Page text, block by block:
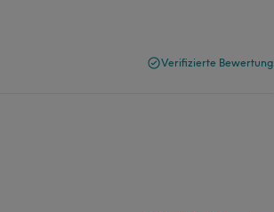
Verifizierte Bewertung